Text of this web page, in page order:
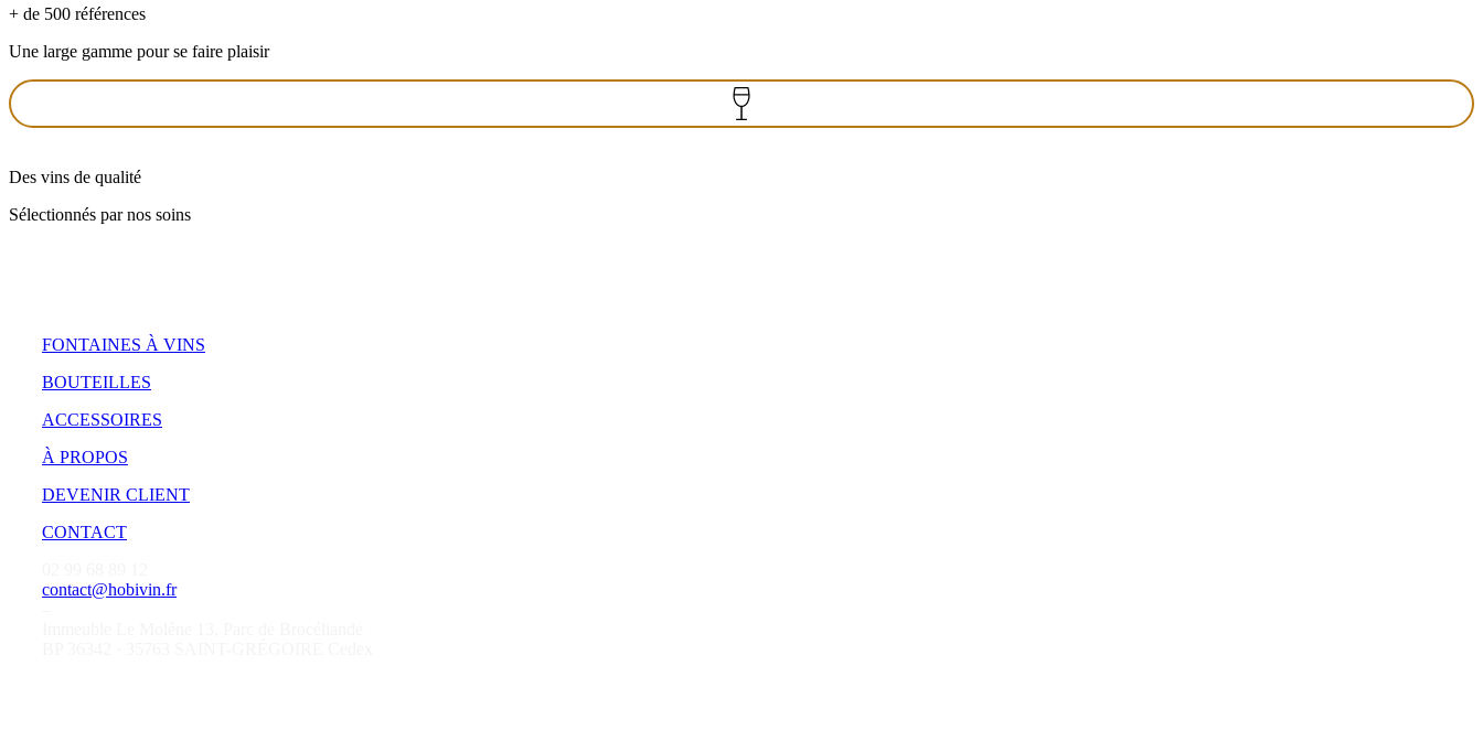
+ de 500 références
Une large gamme pour se faire plaisir
Des vins de qualité
Sélectionnés par nos soins
FONTAINES À VINS
BOUTEILLES
ACCESSOIRES
À PROPOS
DEVENIR CLIENT
CONTACT
contact@hobivin.fr